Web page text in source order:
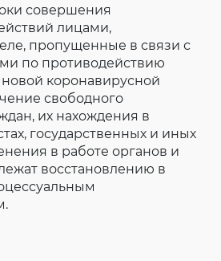
совершения
лицами,
пропущенные в связи с
по противодействию
коронавирусной
свободного
их нахождения в
государственных и иных
в работе органов и
восстановлению в